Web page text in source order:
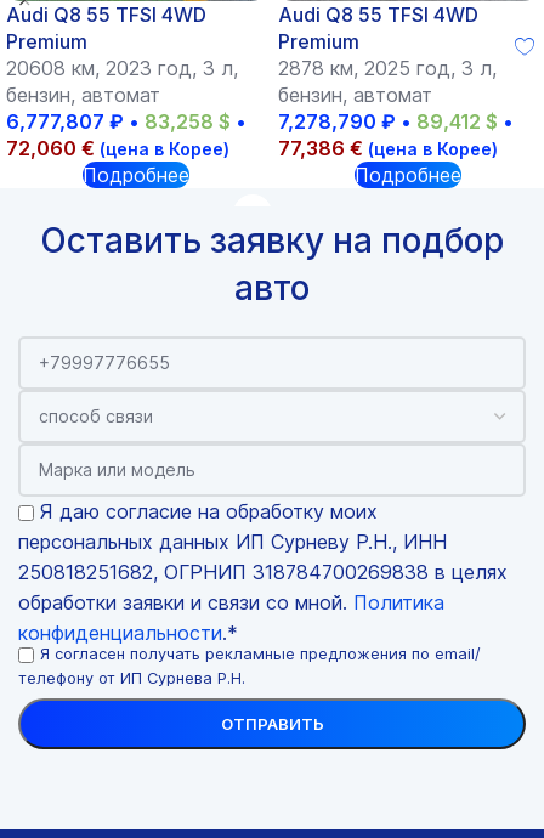
Audi Q8 55 TFSI 4WD
Premium
20608 км, 2023 год, 3 л,
бензин, автомат
6,777,807 ₽ • 83,258 $ •
72,060 € (цена в Корее)
Подробнее
Audi Q8 55 TFSI 4WD
Premium
2878 км, 2025 год, 3 л,
бензин, автомат
7,278,790 ₽ • 89,412 $ •
77,386 € (цена в Корее)
Подробнее
Оставить заявку на подбор
авто
Я даю согласие на обработку моих
персональных данных ИП Сурневу Р.Н., ИНН
250818251682, ОГРНИП 318784700269838 в целях
обработки заявки и связи со мной. Политика
конфиденциальности.*
Я согласен получать рекламные предложения по email/
телефону от ИП Сурнева Р.Н.